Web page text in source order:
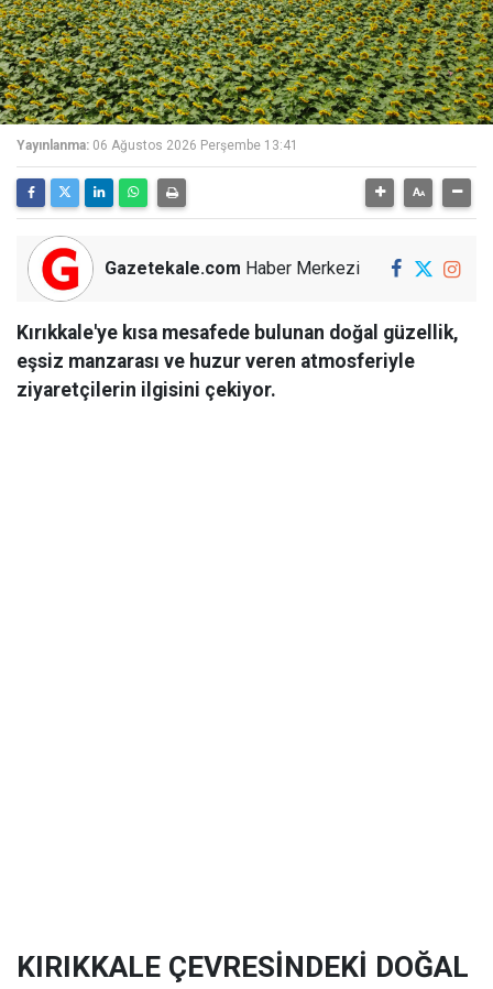
Yayınlanma: 06 Ağustos 2026 Perşembe 13:41
Gazetekale.com Haber Merkezi
Kırıkkale'ye kısa mesafede bulunan doğal güzellik,
eşsiz manzarası ve huzur veren atmosferiyle
ziyaretçilerin ilgisini çekiyor.
KIRIKKALE ÇEVRESİNDEKİ DOĞAL